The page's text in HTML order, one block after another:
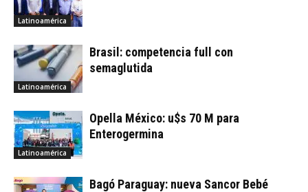
Latinoamérica
Latinoamérica
Brasil: competencia full con
semaglutida
Latinoamérica
Opella México: u$s 70 M para
Enterogermina
Bagó Paraguay: nueva Sancor Bebé